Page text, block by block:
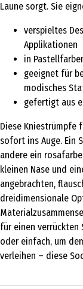
Laune sorgt. Sie
verspieltes
Applikationen
in
geeignet für
modisches
gefertigt aus
Diese Kniestrümpfe
sofort ins Auge. Ein
andere ein
kleinen Nase und
angebrachten,
dreidimensionale
für einen verrückten
oder einfach, um
verleihen – diese